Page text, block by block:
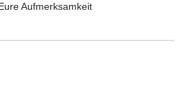
Aufmerksamkeit